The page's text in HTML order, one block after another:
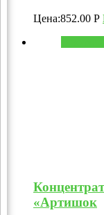
Цена:852.00 Р
«Артишок